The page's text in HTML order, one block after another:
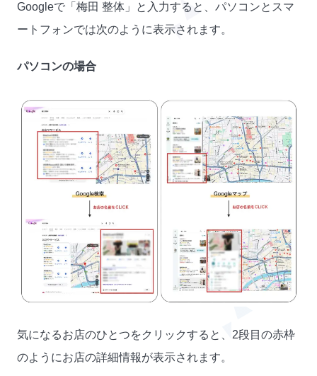
Googleで「梅田 整体」と入力すると、パソコンとスマ
ートフォンでは次のように表示されます。
パソコンの場合
気になるお店のひとつをクリックすると、2段目の赤枠
のようにお店の詳細情報が表示されます。